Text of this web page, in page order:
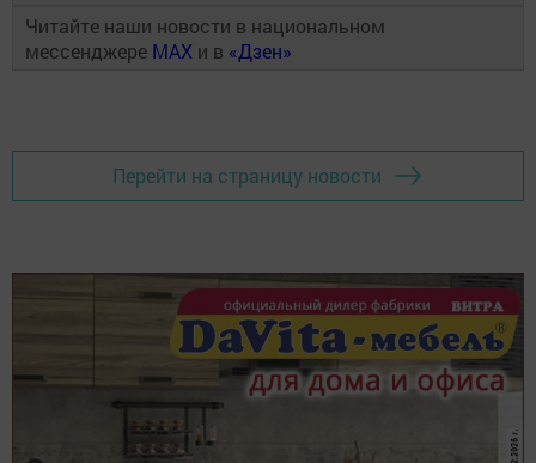
Читайте наши новости в национальном
мессенджере MAX и в «Дзен»
Перейти на страницу новости